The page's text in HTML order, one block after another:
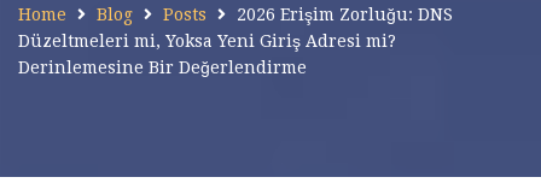
Home Blog Posts
2026 Erişim Zorluğu: DNS
Düzeltmeleri mi, Yoksa Yeni Giriş Adresi mi?
Derinlemesine Bir Değerlendirme